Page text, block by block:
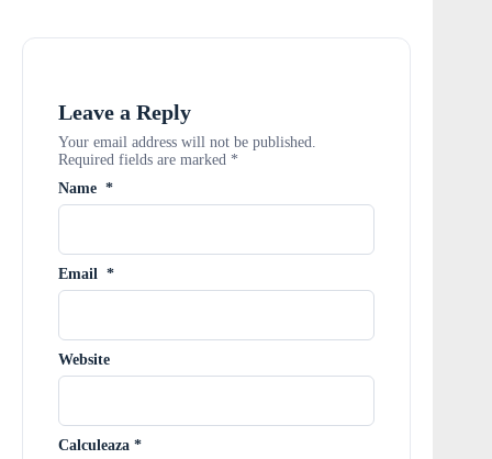
Leave a Reply
Your email address will not be published.
Required fields are marked *
Name *
Email *
Website
Calculeaza *